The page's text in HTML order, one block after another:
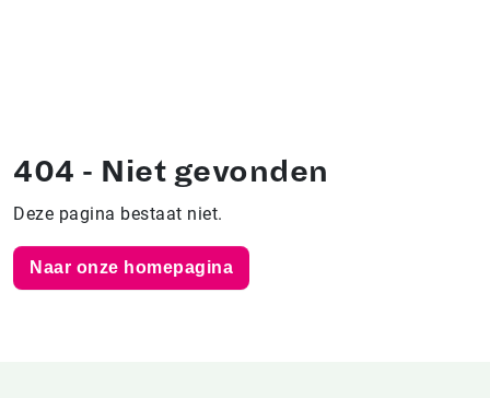
404 - Niet gevonden
Deze pagina bestaat niet.
Naar onze homepagina